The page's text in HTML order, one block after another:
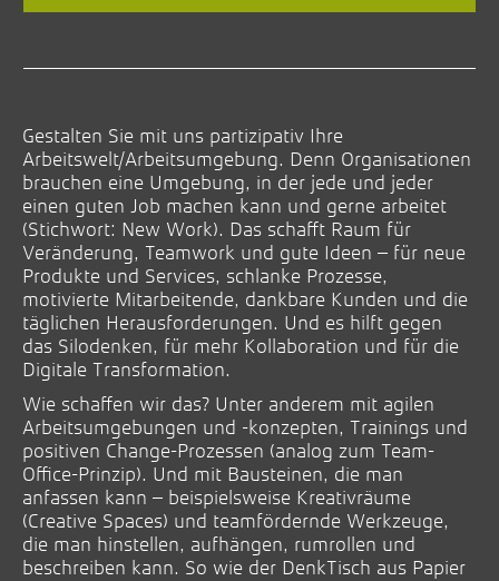
Gestalten Sie mit uns partizipativ Ihre
Arbeitswelt/Arbeitsumgebung. Denn Organisationen
brauchen eine Umgebung, in der jede und jeder
einen guten Job machen kann und gerne arbeitet
(Stichwort: New Work). Das schafft Raum für
Veränderung, Teamwork und gute Ideen – für neue
Produkte und Services, schlanke Prozesse,
motivierte Mitarbeitende, dankbare Kunden und die
täglichen Herausforderungen. Und es hilft gegen
das Silodenken, für mehr Kollaboration und für die
Digitale Transformation.
Wie schaffen wir das? Unter anderem mit agilen
Arbeitsumgebungen und -konzepten, Trainings und
positiven Change-Prozessen (analog zum Team-
Office-Prinzip). Und mit Bausteinen, die man
anfassen kann – beispielsweise Kreativräume
(Creative Spaces) und teamfördernde Werkzeuge,
die man hinstellen, aufhängen, rumrollen und
beschreiben kann. So wie der DenkTisch aus Papier